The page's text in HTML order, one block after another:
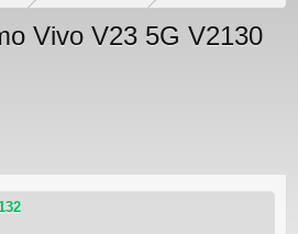
Vivo V23 5G V2130